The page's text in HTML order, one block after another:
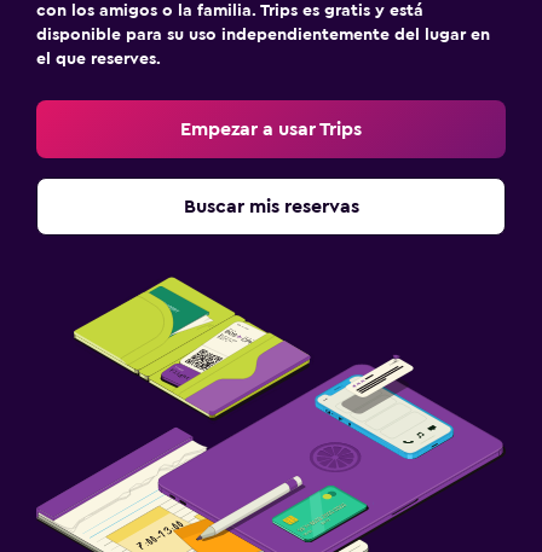
con los amigos o la familia. Trips es gratis y está
disponible para su uso independientemente del lugar en
el que reserves.
Empezar a usar Trips
Buscar mis reservas